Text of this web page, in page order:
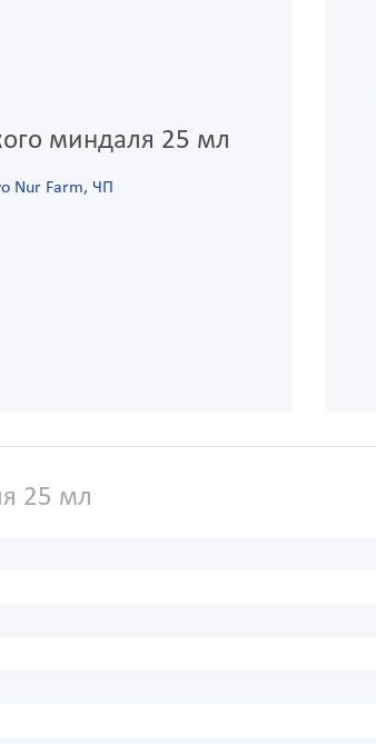
миндаля 25 мл
Nur Farm, ЧП
25 мл